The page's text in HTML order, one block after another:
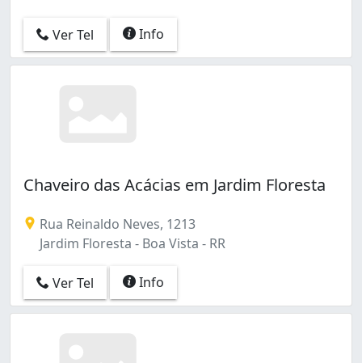
Ver Tel Info
Chaveiro das Acácias em Jardim Floresta
Rua Reinaldo Neves, 1213
Jardim Floresta - Boa Vista - RR
Ver Tel Info